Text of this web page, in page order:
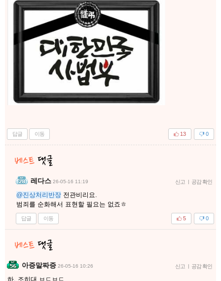
답글 이동 0
13
레다스 26-05-16 11:19 신고 | 공감 확인
@진상처리반장 전관비리요.
범죄를 순화해서 표현할 필요는 없죠ㅎ
답글 이동 0
5
아증말짜증 26-05-16 10:26 신고 | 공감 확인
하. 조히대 ㅂㄷㅂㄷ